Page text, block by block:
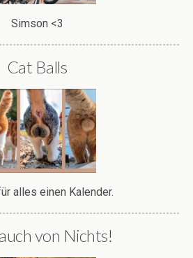
Simson <3
Cat Balls
alles einen Kalender.
von Nichts!